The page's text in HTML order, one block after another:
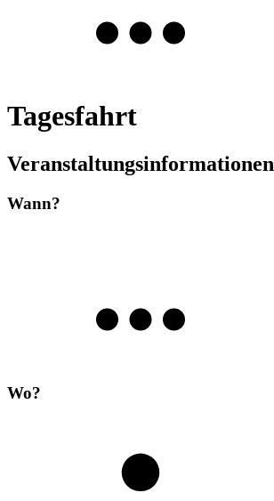
Tagesfahrt
Veranstaltungsinformationen
Wann?
Wo?